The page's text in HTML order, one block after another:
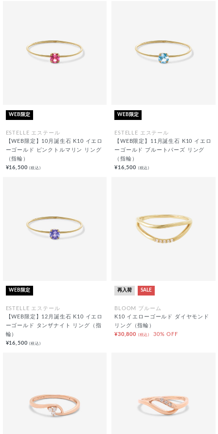
WEB限定
ESTELLE エステール
【WEB限定】10月誕生石 K10 イエロ
ーゴールド ピンクトルマリン リング
（指輪）
¥16,500(税込)
WEB限定
ESTELLE エステール
【WEB限定】11月誕生石 K10 イエロ
ーゴールド ブルートパーズ リング
（指輪）
¥16,500 (税込)
WEB限定
ESTELLE エステール
【WEB限定】12月誕生石 K10 イエロ
ーゴールド タンザナイト リング（指
輪）
¥16,500(税込)
再入荷 SALE
BLOOM ブルーム
K10 イエローゴールド ダイヤモンド
リング（指輪）
¥30,800 (税込) 30% OFF